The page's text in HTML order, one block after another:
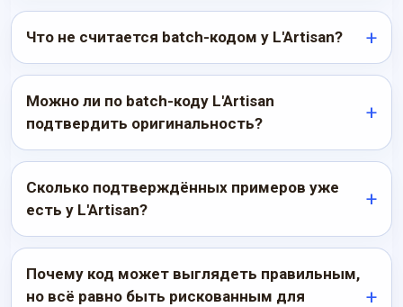
Что не считается batch-кодом у L'Artisan?
Можно ли по batch-коду L'Artisan
подтвердить оригинальность?
Сколько подтверждённых примеров уже
есть у L'Artisan?
Почему код может выглядеть правильным,
но всё равно быть рискованным для